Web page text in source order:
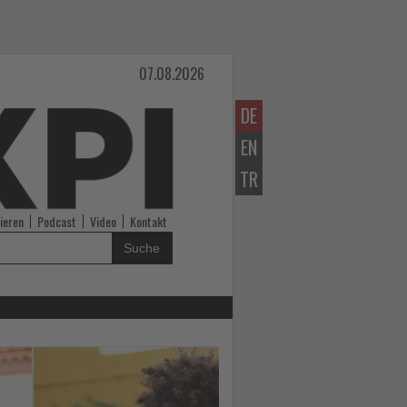
DE
EN
TR
07.08.2026
Podcast Video Kontakt
Suche
Sie